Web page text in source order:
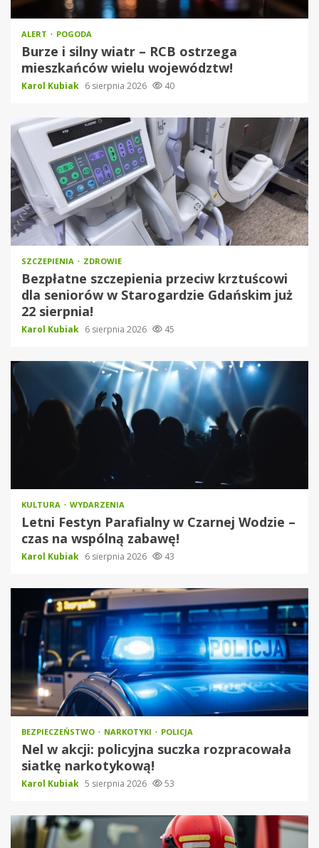
ALERT POGODA
Burze i silny wiatr – RCB ostrzega
mieszkańców wielu województw!
Karol Kubiak 6 sierpnia 2026 40
SZCZEPIENIA ZDROWIE
Bezpłatne szczepienia przeciw krztuścowi
dla seniorów w Starogardzie Gdańskim już
22 sierpnia!
Karol Kubiak 6 sierpnia 2026 45
KULTURA WYDARZENIA
Letni Festyn Parafialny w Czarnej Wodzie –
czas na wspólną zabawę!
Karol Kubiak 6 sierpnia 2026 43
BEZPIECZEŃSTWO NARKOTYKI POLICJA
Nel w akcji: policyjna suczka rozpracowała
siatkę narkotykową!
Karol Kubiak 5 sierpnia 2026 53